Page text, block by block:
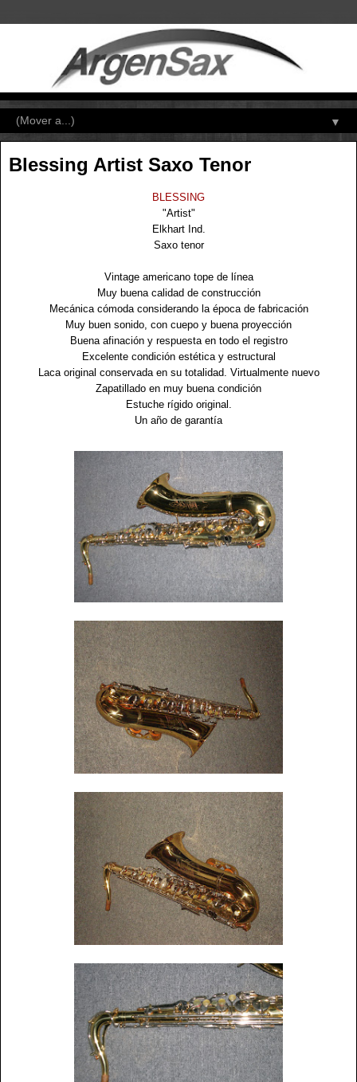
▼
Blessing Artist Saxo Tenor
BLESSING
"Artist"
Elkhart Ind.
Saxo tenor
Vintage americano tope de línea
Muy buena calidad de construcción
Mecánica cómoda considerando la época de fabricación
Muy buen sonido, con cuepo y buena proyección
Buena afinación y respuesta en todo el registro
Excelente condición estética y estructural
Laca original conservada en su totalidad. Virtualmente nuevo
Zapatillado en muy buena condición
Estuche rígido original.
Un año de garantía